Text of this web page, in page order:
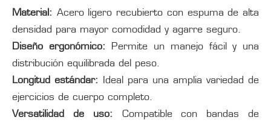
Material: Acero ligero recubierto con espuma de alta
densidad para mayor comodidad y agarre seguro.
Diseño ergonómico: Permite un manejo fácil y una
distribución equilibrada del peso.
Longitud estándar:
Ideal para una amplia variedad de
ejercicios de cuerpo completo.
Versatilidad de uso: Compatible con bandas de